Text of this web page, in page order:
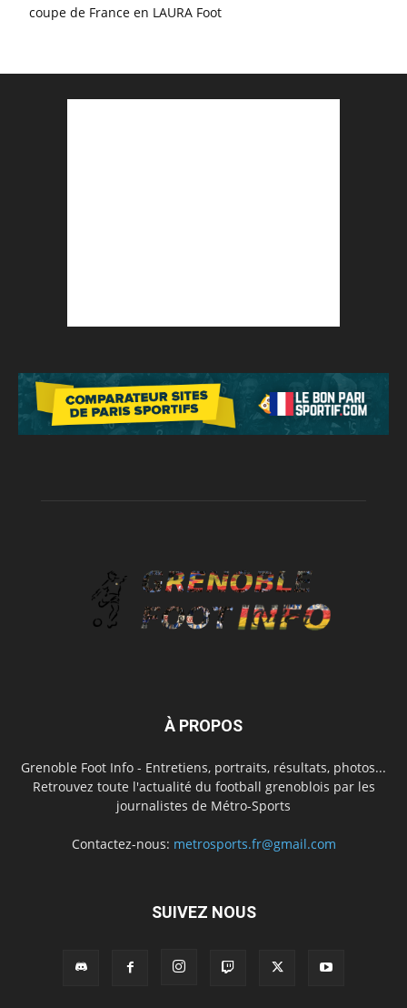
coupe de France en LAURA Foot
À PROPOS
Grenoble Foot Info - Entretiens, portraits, résultats, photos...
Retrouvez toute l'actualité du football grenoblois par les
journalistes de Métro-Sports
Contactez-nous: metrosports.fr@gmail.com
SUIVEZ NOUS